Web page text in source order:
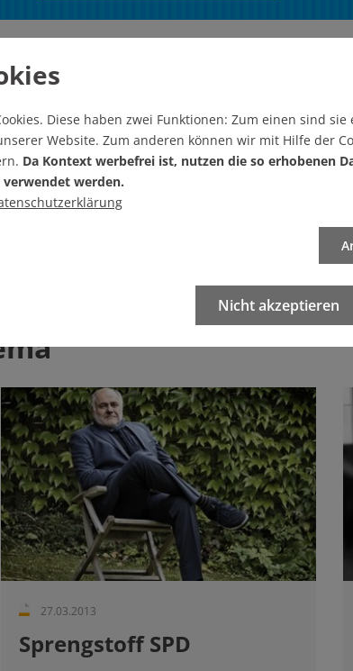
Artikel
27.03.2013
Sprengstoff SPD
Diese haben zwei Funktionen: Zum einen sind
Website. Zum anderen können wir mit Hilfe der
Da Kontext werbefrei ist, nutzen die so erhobenen
werden.
Nicht akzeptieren